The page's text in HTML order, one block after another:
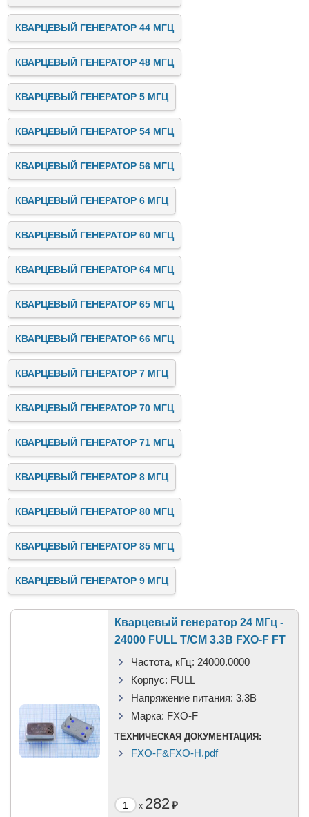
КВАРЦЕВЫЙ ГЕНЕРАТОР 44 МГЦ
КВАРЦЕВЫЙ ГЕНЕРАТОР 48 МГЦ
КВАРЦЕВЫЙ ГЕНЕРАТОР 5 МГЦ
КВАРЦЕВЫЙ ГЕНЕРАТОР 54 МГЦ
КВАРЦЕВЫЙ ГЕНЕРАТОР 56 МГЦ
КВАРЦЕВЫЙ ГЕНЕРАТОР 6 МГЦ
КВАРЦЕВЫЙ ГЕНЕРАТОР 60 МГЦ
КВАРЦЕВЫЙ ГЕНЕРАТОР 64 МГЦ
КВАРЦЕВЫЙ ГЕНЕРАТОР 65 МГЦ
КВАРЦЕВЫЙ ГЕНЕРАТОР 66 МГЦ
КВАРЦЕВЫЙ ГЕНЕРАТОР 7 МГЦ
КВАРЦЕВЫЙ ГЕНЕРАТОР 70 МГЦ
КВАРЦЕВЫЙ ГЕНЕРАТОР 71 МГЦ
КВАРЦЕВЫЙ ГЕНЕРАТОР 8 МГЦ
КВАРЦЕВЫЙ ГЕНЕРАТОР 80 МГЦ
КВАРЦЕВЫЙ ГЕНЕРАТОР 85 МГЦ
КВАРЦЕВЫЙ ГЕНЕРАТОР 9 МГЦ
Кварцевый генератор 24 МГц -
24000 FULL T/CM 3.3В FXO-F FT
Частота, кГц: 24000.0000
Корпус: FULL
Напряжение питания: 3.3В
Марка: FXO-F
ТЕХНИЧЕСКАЯ ДОКУМЕНТАЦИЯ:
FXO-F&FXO-H.pdf
x 282₽